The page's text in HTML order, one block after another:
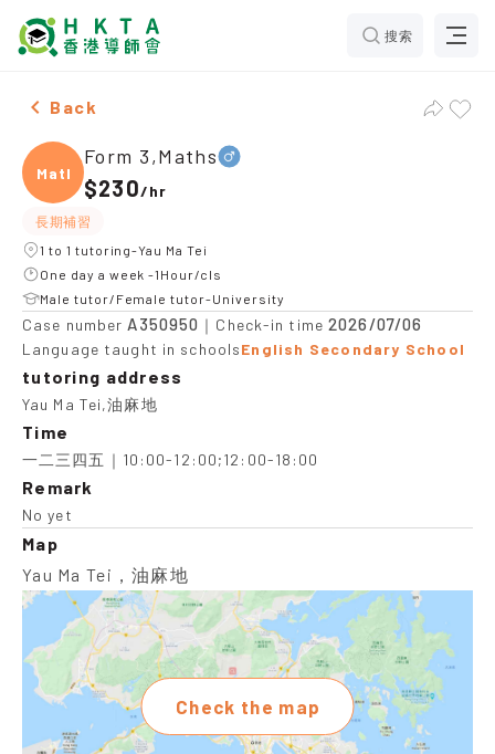
搜索
Male Form 3,Maths，Yau Ma Tei Tuition
Back
Maths
Form 3,Maths
$230/hr
長期補習
1 to 1 tutoring-Yau Ma Tei
One day a week -1Hour/cls
Male tutor/Female tutor-University
Case number A350950 ｜Check-in time2026/07/06
Language taught in schoolsEnglish Secondary School
tutoring address
Yau Ma Tei,油麻地
Time
一二三四五｜10:00-12:00;12:00-18:00
Remark
No yet
Map
Yau Ma Tei，油麻地
Check the map